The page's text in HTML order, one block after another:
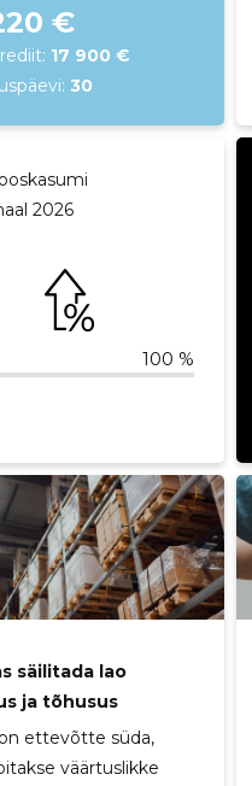
€
17 900 €
30
2026
100 %
säilitada lao
ja tõhusus
ettevõtte süda,
väärtuslikke